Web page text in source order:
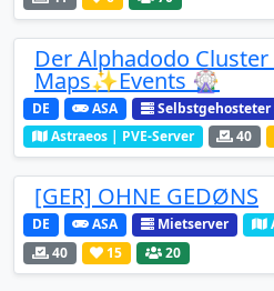
Der Alphadodo Cluster
Maps✨Events 🎡
DE ASA
Selbstgehosteter
Astraeos | PVE-Server
40
[GER] OHNE GEDØNS
DE ASA Mietserver
40
15 20